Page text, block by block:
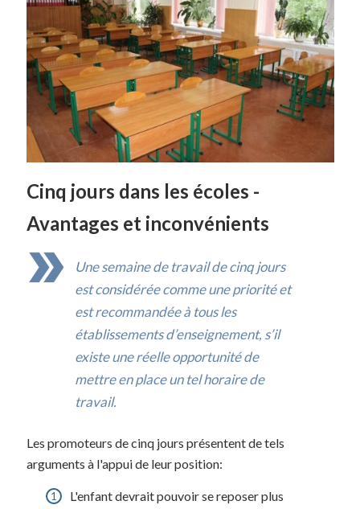
Cinq jours dans les écoles -
Avantages et inconvénients
Une semaine de travail de cinq jours
est considérée comme une priorité et
est recommandée à tous les
établissements d’enseignement, s’il
existe une réelle opportunité de
mettre en place un tel horaire de
travail.
Les promoteurs de cinq jours présentent de tels
arguments à l'appui de leur position:
L'enfant devrait pouvoir se reposer plus